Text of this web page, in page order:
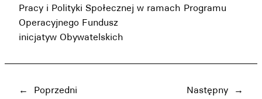
Pracy i Polityki Społecznej w ramach Programu
Operacyjnego Fundusz
inicjatyw Obywatelskich
← Poprzedni Następny →